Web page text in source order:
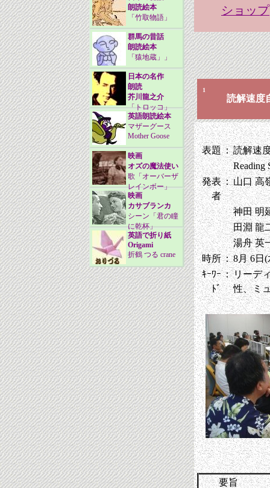
朗読絵本
「竹取物語」
群馬の昔話
朗読絵本
「猿地蔵」」
日本の名作
朗読
芥川龍之介
「トロッコ」
英語朗読絵本
マザーグース
Mother Goose
映画
オズの魔法使い
歌「オーバーザ
レインボー」
映画
カサブランカ
シーン「君の瞳
に乾杯」
英語で折り紙
Origami
折鶴 つる crane
ショップ
1
読解速度
表題：読解速
Reading
発表
者
：山口 高
神田 明
田淵 龍
湯舟 英
時所：8月 6日(
ｷｰﾜｰ
ﾄﾞ
：リーデ
性、ミ
要旨